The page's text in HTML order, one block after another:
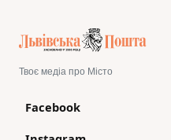
Твоє медіа про Місто
Facebook